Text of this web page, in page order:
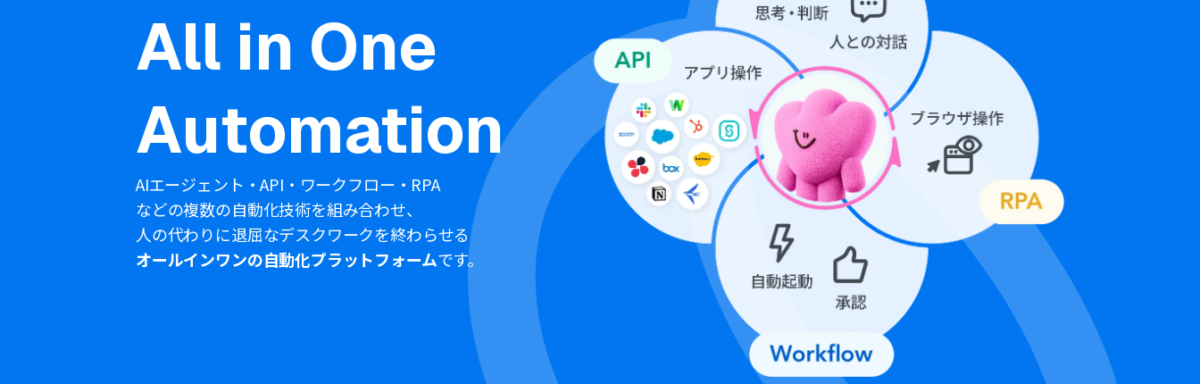
All in One
Automation
AIエージェント・API・ワークフロー・RPA
などの複数の自動化技術を組み合わせ、
人の代わりに退屈なデスクワークを終わらせる
オールインワンの自動化プラットフォームです。